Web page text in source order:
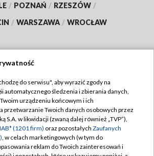
/ POZNAŃ / RZESZÓW /
/ WARSZAWA / WROCŁAW
TVP
TVP
Regulamin TVP
Polityka prywatności
Moje zgody
do serwisu", aby wyrazić zgody na
automatycznego śledzenia i zbierania danych,
urządzeniu końcowym i ich
przetwarzanie Twoich danych osobowych przez
S.A. w likwidacji (zwaną dalej również „TVP”),
(1201 firm) oraz pozostałych Zaufanych
, w celach marketingowych (w tym do
reklam do Twoich zainteresowań i